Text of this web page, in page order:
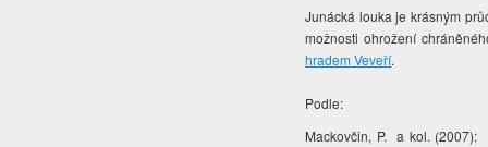
Junácká louka je krásným
možnosti ohrožení
hradem Veveří.
Podle:
Mackovčin, P. a kol. (2007):